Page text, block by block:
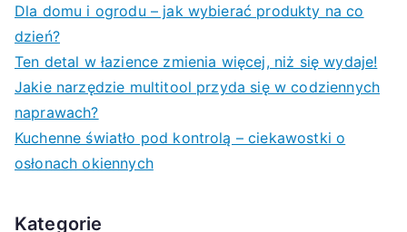
Dla domu i ogrodu – jak wybierać produkty na co
dzień?
Ten detal w łazience zmienia więcej, niż się wydaje!
Jakie narzędzie multitool przyda się w codziennych
naprawach?
Kuchenne światło pod kontrolą – ciekawostki o
osłonach okiennych
Kategorie